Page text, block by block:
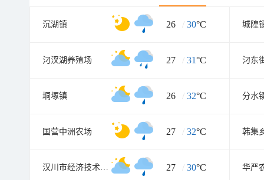
沉湖镇 26 / 30°C 城隍
汈汊湖养殖场 27 / 31°C 汈东
垌塚镇 26 / 32°C 分水
国营中洲农场 27 / 32°C 韩集
汉川市经济技术开发区 27 / 30°C 华严